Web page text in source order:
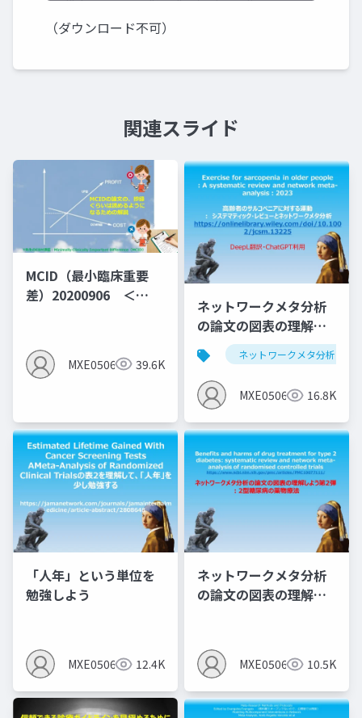
（ダウンロード不可）
関連スライド
MCID（最小臨床重要
差）20200906 ＜
明となっている＞
MXE05064 39.6K
ネットワークメタ分析
の論文の図表の理解し
よう第1弾：サルコペニ
アと運動のNMA
ネットワークメタ分析
MXE05064 16.8K
「人年」という単位を
勉強しよう
MXE05064 12.4K
ネットワークメタ分析
の論文の図表の理解し
MXE05064 10.5K